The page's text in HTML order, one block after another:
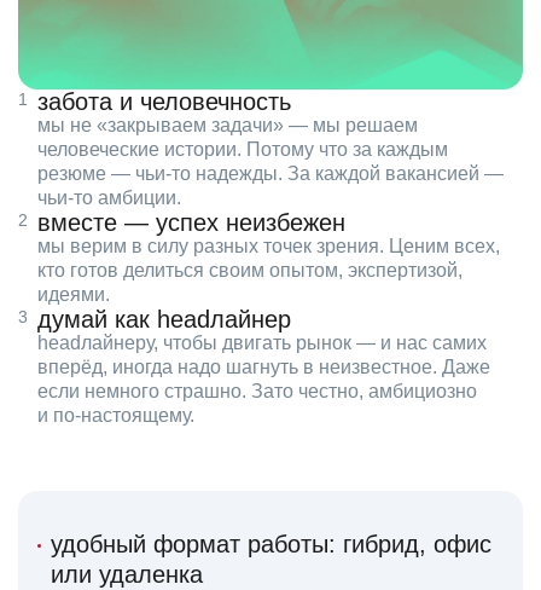
забота и человечность
мы не «закрываем задачи» — мы решаем
человеческие истории. Потому что за каждым
резюме — чьи‑то надежды. За каждой вакансией —
чьи‑то амбиции.
вместе — успех неизбежен
мы верим в силу разных точек зрения. Ценим всех,
кто готов делиться своим опытом, экспертизой,
идеями.
думай как headлайнер
headлайнеру, чтобы двигать рынок — и нас самих
вперёд, иногда надо шагнуть в неизвестное. Даже
если немного страшно. Зато честно, амбициозно
и по‑настоящему.
удобный формат работы: гибрид, офис
или удаленка